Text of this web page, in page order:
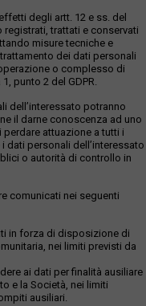
degli artt. 12 e ss. del
registrati, trattati e conservati
misure tecniche e
dei dati personali
o complesso di
punto 2 del GDPR.
dell’interessato potranno
il darne conoscenza ad uno
attuazione a tutti i
dati personali dell’interessato
o autorità di controllo in
comunicati nei seguenti
in forza di disposizione di
nei limiti previsti da
ai dati per finalità ausiliare
e la Società, nei limiti
ausiliari.